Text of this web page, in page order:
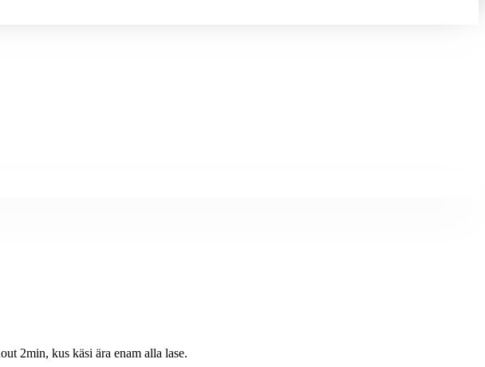
2min, kus käsi ära enam alla lase.